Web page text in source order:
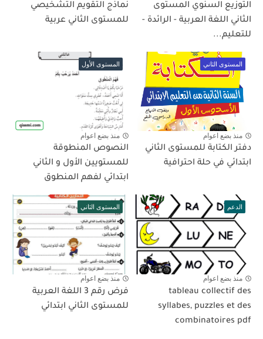
التوزيع السنوي المستوى
الثاني اللغة العربية - الرائدة -
للتعليم...
نماذج التقويم التشخيصي
للمستوى الثاني عربية
المستوى الثاني
منذ بضع اعوام
دفتر الكتابة للمستوى الثاني
ابتدائي في حلة احترافية
المستوى الأول
منذ بضع اعوام
النصوص المنطوقة
للمستويين الأول و الثاني
ابتدائي لفهم المنطوق
الدعم
منذ بضع اعوام
tableau collectif des
syllabes, puzzles et des
combinatoires pdf
المستوى الثاني
منذ بضع اعوام
فرض رقم 3 اللغة العربية
للمستوى الثاني ابتدائي